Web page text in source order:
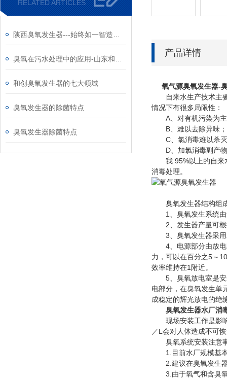
RELATED ARTICLES
和创臭氧发生器的七大领域
臭氧发生器的除菌特点
臭氧发生器除菌特点
产品详情
氧气源臭氧发生器-
自来水生产技术主要
情况下有很多局限性：
A、对有机污染为主
B、难以去除异味；
C、氯消毒难以杀灭
D、加氯消毒副产物
我 95%以上的自来水
消毒处理。
臭氧发生器结构组
1、臭氧发生系统由
2、发生器产量可根
3、臭氧发生器采用
4、电源部分由放电
力，可以在百分之5～
效率维持在1附近。
5、臭氧放电室是安
电部分，在臭氧发生单
成稳定的辉光放电的绝
臭氧发生器水厂消
现场安装工作是影响
／L会对人体造成不可
臭氧系统安装注意
1.目前水厂规模基本
2.建议在臭氧发生器
3.由于氧气和含臭氧